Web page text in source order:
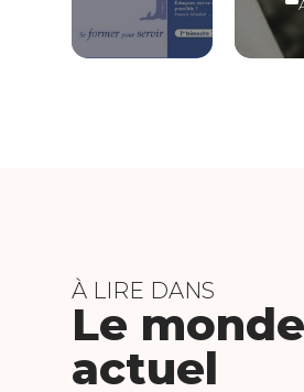
À LIRE DANS
Le monde
actuel